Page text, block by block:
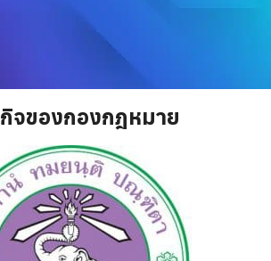
จของกองกฎหมาย